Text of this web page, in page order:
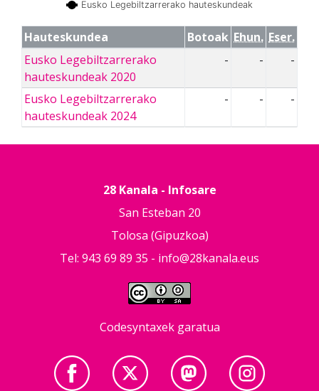
Eusko Legebiltzarrerako hauteskundeak
Hauteskundea Botoak Ehun. Eser.
Eusko Legebiltzarrerako
hauteskundeak 2020
- - -
Eusko Legebiltzarrerako
hauteskundeak 2024
- - -
28 Kanala - Infosare
San Esteban 20
Tolosa (Gipuzkoa)
Tel: 943 69 89 35 - info@28kanala.eus
Codesyntaxek garatua